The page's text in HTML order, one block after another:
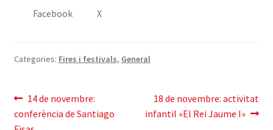
Facebook X
Categories: Fires i festivals, General
Navegació
Entrada
anterior:
14 de novembre:
conferència de Santiago
Pròxima
entrada:
18 de novembre: activitat
infantil «El Rei Jaume I»